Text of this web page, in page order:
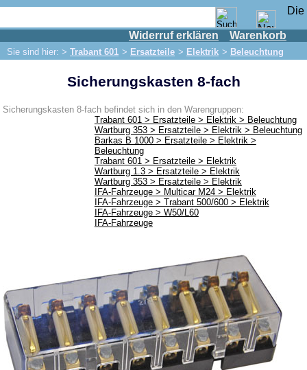
Widerruf erklären Warenkorb
Sie sind hier: > Trabant 601 > Ersatzteile > Elektrik > Beleuchtung
IFA Motor
IFA-Fahrzeuge
Ersatzteile
Auspuff
Bremsen
Bremse vorn
Bremse hinten
Bremsleitung
Elektrik
Anlasser
Lichtmaschine
Zündung
Beleuchtung
Sicherungskasten 8-fach
Sicherungskasten 8-fach befindet sich in den Warengruppen:
Trabant 601 > Ersatzteile > Elektrik > Beleuchtung
Wartburg 353 > Ersatzteile > Elektrik > Beleuchtung
Barkas B 1000 > Ersatzteile > Elektrik >
Beleuchtung
Trabant 601 > Ersatzteile > Elektrik
Wartburg 1.3 > Ersatzteile > Elektrik
Wartburg 353 > Ersatzteile > Elektrik
IFA-Fahrzeuge > Multicar M24 > Elektrik
IFA-Fahrzeuge > Trabant 500/600 > Elektrik
IFA-Fahrzeuge > W50/L60
IFA-Fahrzeuge